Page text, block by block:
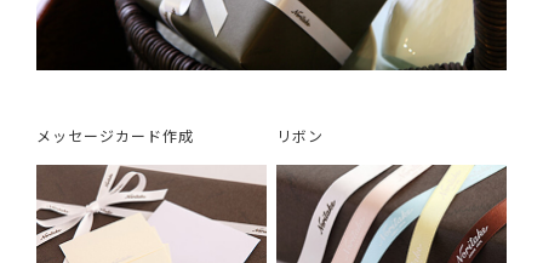
メッセージカード作成 リボン